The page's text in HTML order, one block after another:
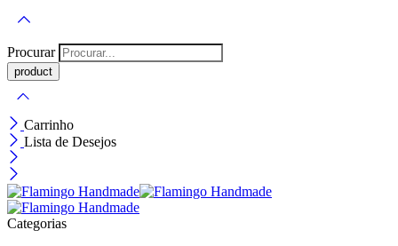
Procurar
Carrinho
Lista de Desejos
Categorias